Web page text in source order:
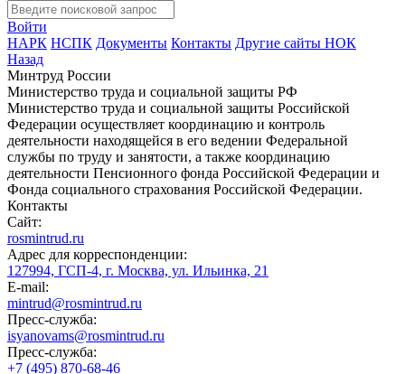
Войти
НАРК НСПК Документы Контакты Другие сайты НОК
Назад
Минтруд России
Министерство труда и социальной защиты РФ
Министерство труда и социальной защиты Российской
Федерации осуществляет координацию и контроль
деятельности находящейся в его ведении Федеральной
службы по труду и занятости, а также координацию
деятельности Пенсионного фонда Российской Федерации и
Фонда социального страхования Российской Федерации.
Контакты
Сайт:
rosmintrud.ru
Адрес для корреспонденции:
127994, ГСП-4, г. Москва, ул. Ильинка, 21
E-mail:
mintrud@rosmintrud.ru
Пресс-служба:
isyanovams@rosmintrud.ru
Пресс-служба:
+7 (495) 870-68-46